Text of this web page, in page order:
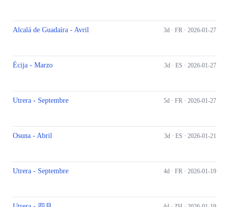
Alcalá de Guadaíra - Avril 3d · FR · 2026-01-27
Écija - Marzo 3d · ES · 2026-01-27
Utrera - Septembre 5d · FR · 2026-01-27
Osuna - Abril 3d · ES · 2026-01-21
Utrera - Septembre 4d · FR · 2026-01-19